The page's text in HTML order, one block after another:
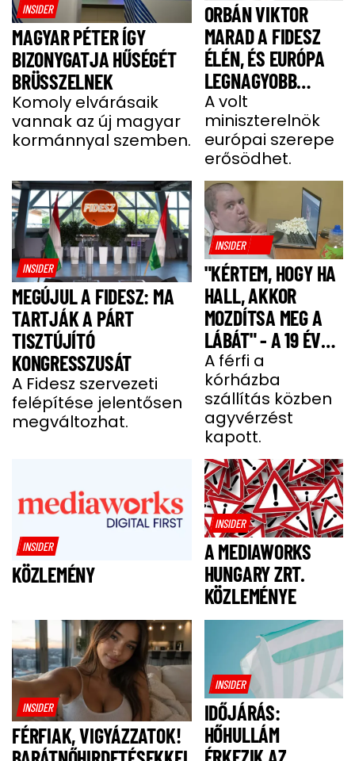
INSIDER
MAGYAR PÉTER ÍGY
BIZONYGATJA HŰSÉGÉT
BRÜSSZELNEK
Komoly elvárásaik
vannak az új magyar
kormánnyal szemben.
ORBÁN VIKTOR
MARAD A FIDESZ
ÉLÉN, ÉS EURÓPA
LEGNAGYOBB
JOBBOLDALI
SZÖVETSÉGÉT
ÉPÍTI TOVÁBB
A volt
miniszterelnök
európai szerepe
erősödhet.
INSIDER
MEGÚJUL A FIDESZ: MA
TARTJÁK A PÁRT
TISZTÚJÍTÓ
KONGRESSZUSÁT
A Fidesz szervezeti
felépítése jelentősen
megváltozhat.
INSIDER
"KÉRTEM, HOGY HA
HALL, AKKOR
MOZDÍTSA MEG A
LÁBÁT" - A 19 ÉVES
BENCE HÓNAPOKIG
KÓMÁBAN FEKÜDT
A BALESETE UTÁN
A férfi a
kórházba
szállítás közben
agyvérzést
kapott.
INSIDER
KÖZLEMÉNY
INSIDER
A MEDIAWORKS
HUNGARY ZRT.
KÖZLEMÉNYE
INSIDER
FÉRFIAK, VIGYÁZZATOK!
INSIDER
IDŐJÁRÁS:
HŐHULLÁM